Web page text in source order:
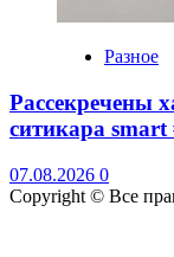
Разное
Рассекречены
ситикара smart
07.08.2026 0
Copyright © Все